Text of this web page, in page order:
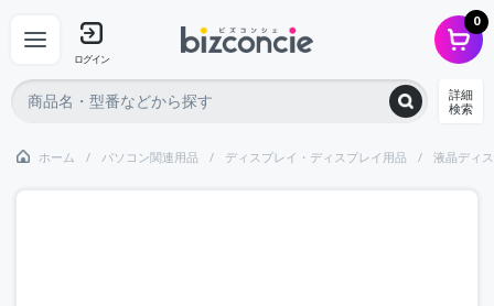
ログイン
0
詳細
検索
ホーム パソコン関連用品 ディスプレイ・ディスプレイ用品 液晶ディ